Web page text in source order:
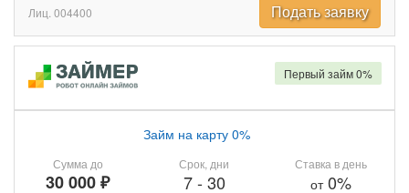
Лиц. 004400 Подать заявку
Сумма до
30 000 ₽
Займ на карту 0%
Срок, дни
7- 30
Ставка в день
от0%
Первый займ 0%